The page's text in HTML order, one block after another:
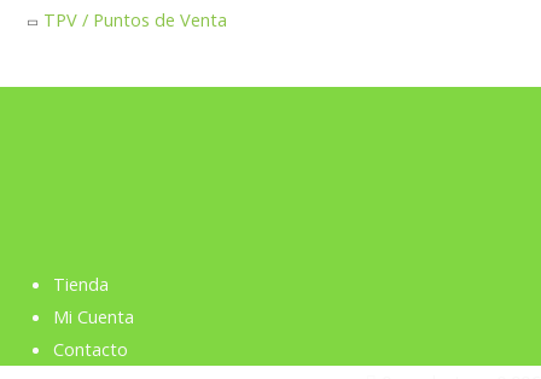
TPV / Puntos de Venta
Tienda
Mi Cuenta
Contacto